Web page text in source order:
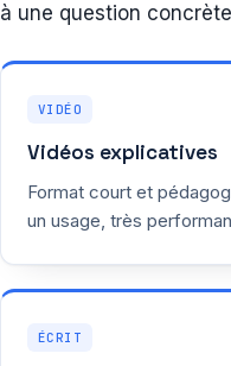
à une question
VIDÉO
Vidéos explicatives
Format court et
un usage, très
ÉCRIT